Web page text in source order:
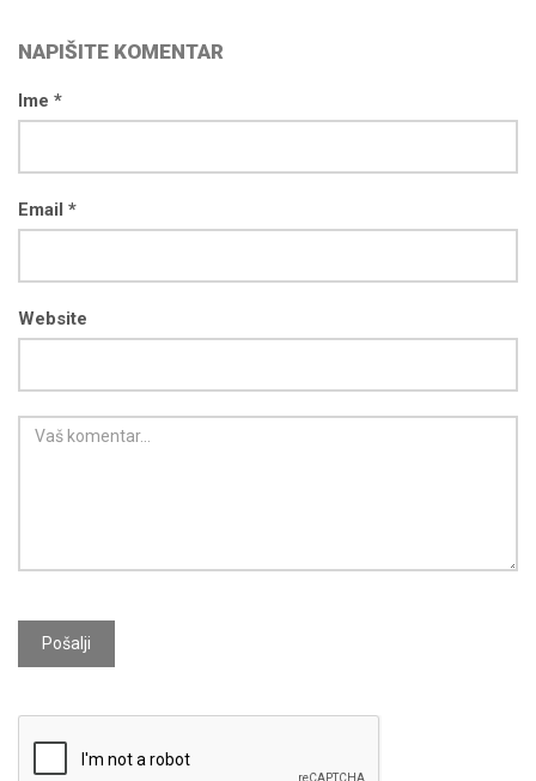
NAPIŠITE KOMENTAR
Ime *
Email *
Website
Pošalji